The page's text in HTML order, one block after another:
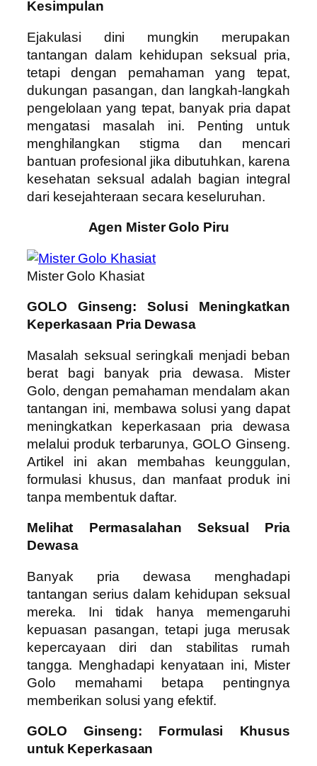
Kesimpulan
Ejakulasi dini mungkin merupakan
tantangan dalam kehidupan seksual pria,
tetapi dengan pemahaman yang tepat,
dukungan pasangan, dan langkah-langkah
pengelolaan yang tepat, banyak pria dapat
mengatasi masalah ini. Penting untuk
menghilangkan stigma dan mencari
bantuan profesional jika dibutuhkan, karena
kesehatan seksual adalah bagian integral
dari kesejahteraan secara keseluruhan.
Agen Mister Golo Piru
Mister Golo Khasiat
GOLO Ginseng: Solusi Meningkatkan
Keperkasaan Pria Dewasa
Masalah seksual seringkali menjadi beban
berat bagi banyak pria dewasa. Mister
Golo, dengan pemahaman mendalam akan
tantangan ini, membawa solusi yang dapat
meningkatkan keperkasaan pria dewasa
melalui produk terbarunya, GOLO Ginseng.
Artikel ini akan membahas keunggulan,
formulasi khusus, dan manfaat produk ini
tanpa membentuk daftar.
Melihat Permasalahan Seksual Pria
Dewasa
Banyak pria dewasa menghadapi
tantangan serius dalam kehidupan seksual
mereka. Ini tidak hanya memengaruhi
kepuasan pasangan, tetapi juga merusak
kepercayaan diri dan stabilitas rumah
tangga. Menghadapi kenyataan ini, Mister
Golo memahami betapa pentingnya
memberikan solusi yang efektif.
GOLO Ginseng: Formulasi Khusus
untuk Keperkasaan